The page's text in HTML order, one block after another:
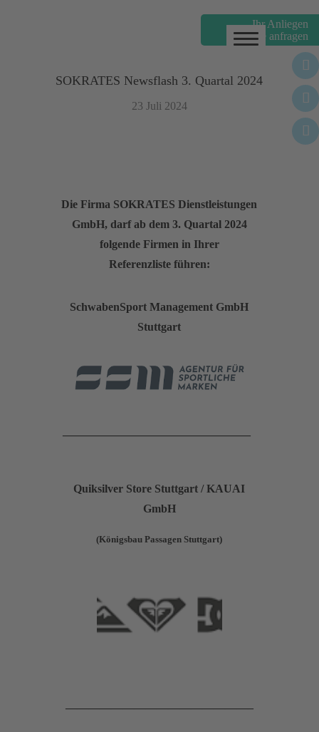
Gebäudemanagement
Über uns
Ihr Anliegen
online anfragen
SOKRATES Newsflash 3. Quartal 2024
23 Juli 2024
Die Firma SOKRATES Dienstleistungen
GmbH, darf ab dem 3. Quartal 2024
folgende Firmen in Ihrer
Referenzliste führen:
SchwabenSport Management GmbH
Stuttgart
————————————————–
Quiksilver Store Stuttgart / KAUAI
GmbH
(Königsbau Passagen Stuttgart)
————————————————–